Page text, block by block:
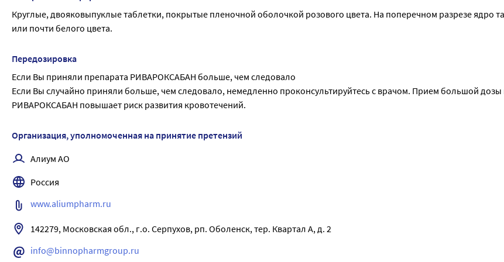
• головная боль;
• боль в желудочно-кишечном тракте и боль в животе;
• тошнота;
• запор;
• понос (диарея);
• рвота;
• кожный зуд (включая нечастые случаи генерализованного зуда);
• боль в конечностях;
• снижение общей мышечной силы и тонуса (включая слабость и астению);
• выделение жидкости из раны.
Нечасто (могут возникать не более чем у 1 человека из 100):
• аллергическая реакция;
• обморок;
• учащенное сердцебиение (тахикардия);
• нарушение функции печени;
В этом случае лечащий врач принимает решение о необходимости терапии препаратом РИВАРОКСАБАН и более
наблюдения за Вашим состоянием.
Круглые, двояковыпуклые таблетки, покрытые пленочной оболочкой розового цвета. На поперечном разрезе ядро
или почти белого цвета.
Передозировка
Если Вы приняли препарата РИВАРОКСАБАН больше, чем следовало
Если Вы случайно приняли больше, чем следовало, немедленно проконсультируйтесь с врачом. Прием большой дозы
РИВАРОКСАБАН повышает риск развития кровотечений.
Организация, уполномоченная на принятие претензий
Алиум АО
Россия
www.aliumpharm.ru
142279, Московская обл., г.о. Серпухов, рп. Оболенск, тер. Квартал А, д. 2
info@binnopharmgroup.ru